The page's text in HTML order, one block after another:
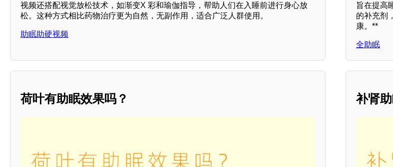
视频还搭配视觉放松技术，如渐变X 彩和瑜伽指导，帮助人们在入睡前进行身心放
松。这种方式相比药物治疗更为自然，无副作用，适合广泛人群使用。
助眠助硬视频
旨在提高
的补充剂
康。**
全助眠
荷叶有助眠效果吗？ 补肾